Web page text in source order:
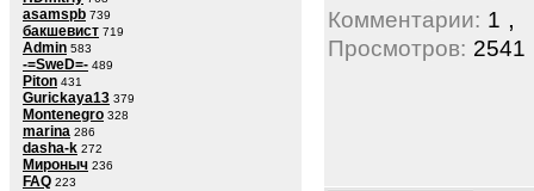
asamspb 739
бакшевист 719
Admin 583
-=SweD=- 489
Piton 431
Gurickaya13 379
Montenegro 328
marina 286
dasha-k 272
Мироныч 236
FAQ 223
Комментарии: 1 ,
Просмотров: 2541